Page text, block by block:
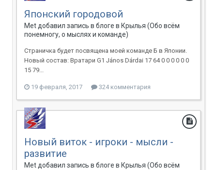
Японский городовой
Met добавил запись в блоге в Крылья (Обо всём
понемногу, о мыслях и команде)
Страничка будет посвящена моей команде Б в Японии.
Новый состав: Вратари G1 János Dárdai 17 64 0 0 0 0 0 0
15 79...
19 февраля, 2017 324 комментария
Новый виток - игроки - мысли -
развитие
Met добавил запись в блоге в Крылья (Обо всём